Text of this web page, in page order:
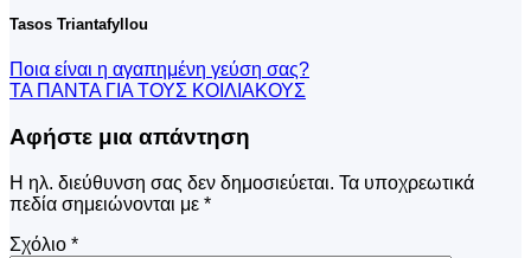
Tasos Triantafyllou
Ποια είναι η αγαπημένη γεύση σας?
ΤΑ ΠΑΝΤΑ ΓΙΑ ΤΟΥΣ ΚΟΙΛΙΑΚΟΥΣ
Αφήστε μια απάντηση
Η ηλ. διεύθυνση σας δεν δημοσιεύεται. Τα υποχρεωτικά
πεδία σημειώνονται με *
Σχόλιο *